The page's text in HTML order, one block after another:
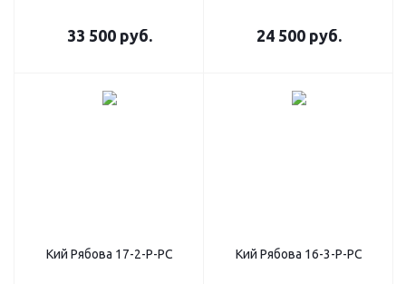
33 500руб. 24 500руб.
Кий Рябова 17-2-Р-РС Кий Рябова 16-3-Р-РС